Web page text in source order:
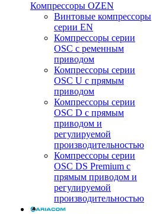
Компрессоры OZEN
Винтовые компрессоры
серии EN
Компрессоры серии
OSC с ременным
приводом
Компрессоры серии
OSC U с прямым
приводом
Компрессоры серии
OSC D с прямым
приводом и
регулируемой
производительностью
Компрессоры серии
OSC DS Premium с
прямым приводом и
регулируемой
производительностью